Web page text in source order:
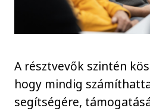
A résztvevők szintén
hogy mindig
segítségére,